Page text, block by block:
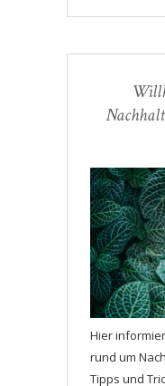
Hier
rund um
Tipps und